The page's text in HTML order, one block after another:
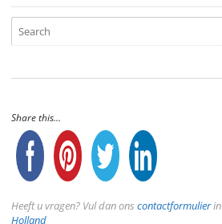
Share this...
Heeft u vragen? Vul dan ons contactformulierin
Holland